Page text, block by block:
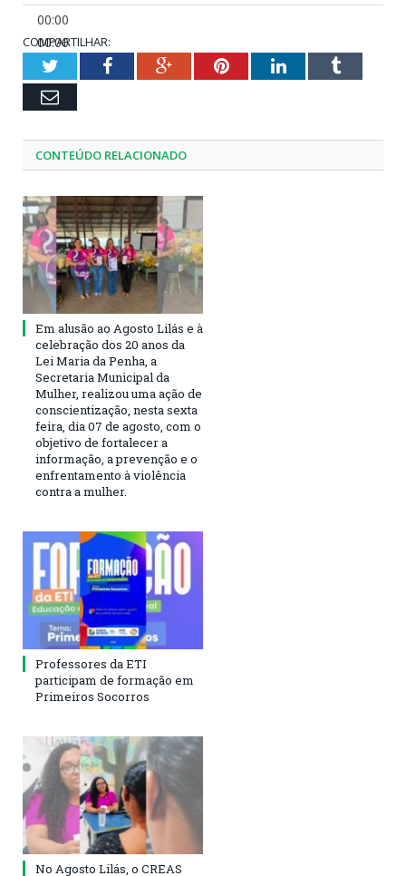
00:00
00:00
01:21
COMPARTILHAR:
TwitterFacebookGoogle+PinterestLinkedInTumblr
Email
CONTEÚDO RELACIONADO
Em alusão ao Agosto Lilás e à
celebração dos 20 anos da
Lei Maria da Penha, a
Secretaria Municipal da
Mulher, realizou uma ação de
conscientização, nesta sexta
feira, dia 07 de agosto, com o
objetivo de fortalecer a
informação, a prevenção e o
enfrentamento à violência
contra a mulher.
Professores da ETI
participam de formação em
Primeiros Socorros
No Agosto Lilás, o CREAS